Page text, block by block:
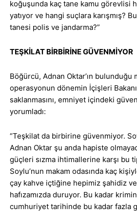
koğuşunda kaç tane kamu görevlisi
yatıyor ve hangi suçlara karışmış?
tanesi polis ve jandarma?”
TEŞKİLAT BİRBİRİNE GÜVENMİYOR
Böğürcü, Adnan Oktar’ın bulunduğu
operasyonun dönemin İçişleri
saklanmasını, emniyet içindeki
yorumladı:
“Teşkilat da birbirine güvenmiyor.
Adnan Oktar şu anda hapiste
güçleri sızma ihtimallerine karşı bu
Soylu’nun makam odasında kaç
çay kahve içtiğine hepimiz şahidiz
hafızamızda duruyor. Bu kadar
cumhuriyet tarihinde bu kadar fazla